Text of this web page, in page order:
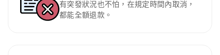
有突發狀況也不怕，在規定時間內取消，
都能全額退款。